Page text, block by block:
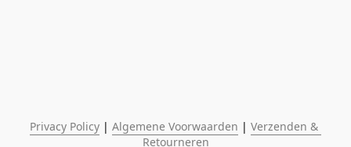
Privacy Policy | Algemene Voorwaarden | Verzenden &
Retourneren